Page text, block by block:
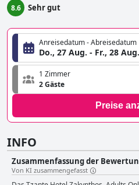
8.6 Sehr gut
Anreisedatum - Abreisedatum
Do., 27 Aug. - Fr., 28 Aug.
1 Zimmer
2 Gäste
Preise
INFO
Zusammenfassung der
Von KI zusammengefasst